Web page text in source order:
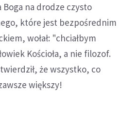
Boga na drodze czysto
które jest bezpośrednim
wołał: "chciałbym
Kościoła, a nie filozof.
że wszystko, co
większy!